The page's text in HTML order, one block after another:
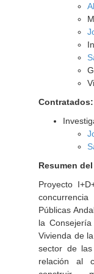
Contratados:
Resumen
Proyecto
Públicas
la
Vivienda de
sector de las
relación al